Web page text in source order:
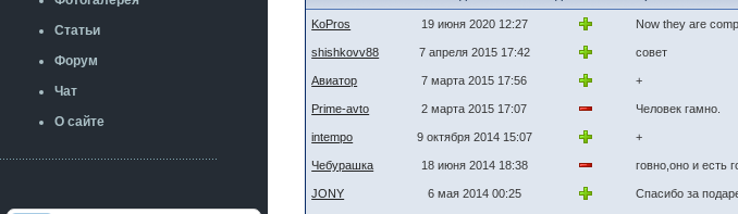
Статьи
Форум
Чат
О сайте
KoPros 19 июня 2020 12:27 Now they are
shishkovv88 7 апреля 2015 17:42 совет
Авиатор 7 марта 2015 17:56 +
Prime-avto 2 марта 2015 17:07 Человек гамно.
intempo 9 октября 2014 15:07 +
Чебурашка 18 июня 2014 18:38 говно,оно и есть
JONY 6 мая 2014 00:25 Спасибо за